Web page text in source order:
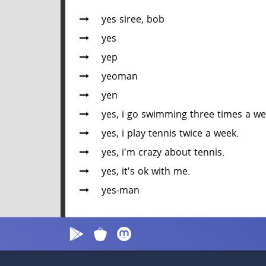
yes siree, bob
yes
yep
yeoman
yen
yes, i go swimming three times a
yes, i play tennis twice a week.
yes, i'm crazy about tennis.
yes, it's ok with me.
yes-man